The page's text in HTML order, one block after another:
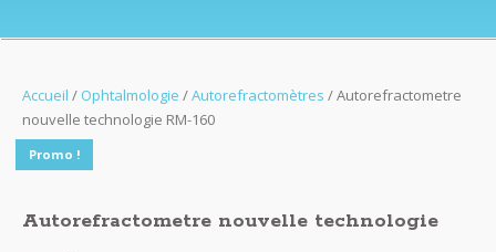
Accueil / Ophtalmologie /Autorefractomètres / Autorefractometre
nouvelle technologie RM-160
Promo !
Autorefractometre nouvelle technologie